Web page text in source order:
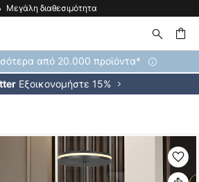
Μεγάλη διαθεσιμότητα
από 20.000 προϊόντα*
Εξοικονομήστε 15%